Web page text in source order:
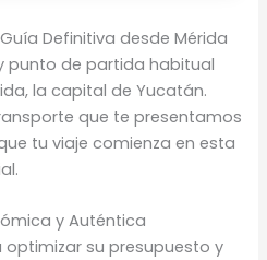
Definitiva desde Mérida
punto de partida habitual
la capital de Yucatán.
que te presentamos
tu viaje comienza en esta
y Auténtica
optimizar su presupuesto y